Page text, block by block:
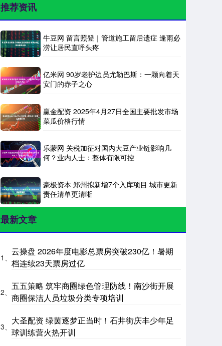
推荐资讯
牛豆网 留言照登｜管道施工留后遗症 逢雨必
涝让居民直呼头疼
亿米网 90岁老护边员尤勒巴斯：一颗向着天
安门的赤子之心
赢金配资 2025年4月27日全国主要批发市场
菜瓜价格行情
乐蒙网 关税加征对国内大豆产业链影响几
何？业内人士：整体有限可控
豪极资本 郑州拟新增7个入库项目 城市更新
责任清单更清晰
最新文章
1、
云操盘 2026年度电影总票房突破230亿！暑期
档连续23天票房过亿
2、
五五策略 筑牢商圈绿色管理防线！南沙街开展
商圈保洁人员垃圾分类专项培训
3、
大圣配资 绿茵逐梦正当时！石井街庆丰少年足
球训练营火热开训